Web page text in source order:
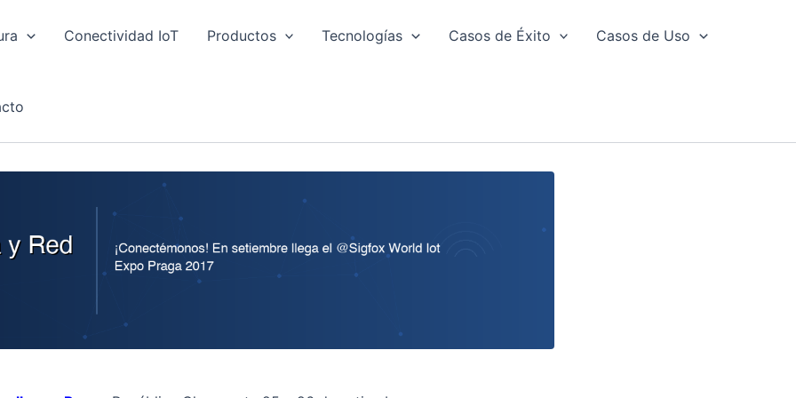
Conectividad IoT Productos Tecnologías Casos de Éxito Casos de Uso